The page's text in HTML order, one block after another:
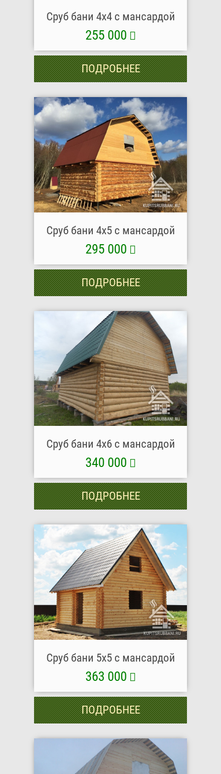
Сруб бани 4х4 с мансардой
255 000
ПОДРОБНЕЕ
Сруб бани 4х5 с мансардой
295 000
ПОДРОБНЕЕ
Сруб бани 4х6 с мансардой
340 000
ПОДРОБНЕЕ
Сруб бани 5х5 с мансардой
363 000
ПОДРОБНЕЕ